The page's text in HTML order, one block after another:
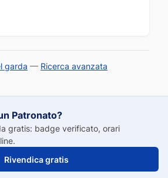
garda — Ricerca avanzata
Patronato?
gratis: badge verificato, orari
Rivendica gratis